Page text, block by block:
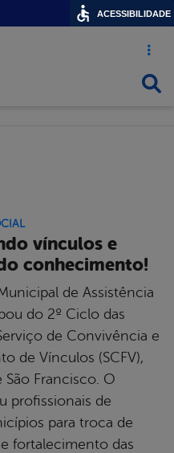
Acesso
vínculos e
conhecimento!
de Assistência
do 2º Ciclo das
de Convivência e
de Vínculos (SCFV),
São Francisco. O
profissionais de
para troca de
fortalecimento das
ACESSIBILIDADE